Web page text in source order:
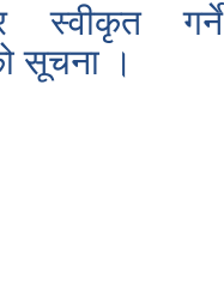
स्वीकृत गर्ने
सूचना ।